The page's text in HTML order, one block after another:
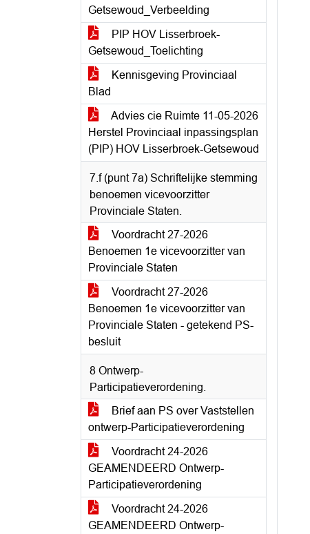
Getsewoud_Verbeelding
PIP HOV Lisserbroek-
Getsewoud_Toelichting
Kennisgeving Provinciaal
Blad
Advies cie Ruimte 11-05-2026
Herstel Provinciaal inpassingsplan
(PIP) HOV Lisserbroek-Getsewoud
7.f (punt 7a) Schriftelijke stemming
benoemen vicevoorzitter
Provinciale Staten.
Voordracht 27-2026
Benoemen 1e vicevoorzitter van
Provinciale Staten
Voordracht 27-2026
Benoemen 1e vicevoorzitter van
Provinciale Staten - getekend PS-
besluit
8 Ontwerp-
Participatieverordening.
Brief aan PS over Vaststellen
ontwerp-Participatieverordening
Voordracht 24-2026
GEAMENDEERD Ontwerp-
Participatieverordening
Voordracht 24-2026
GEAMENDEERD Ontwerp-